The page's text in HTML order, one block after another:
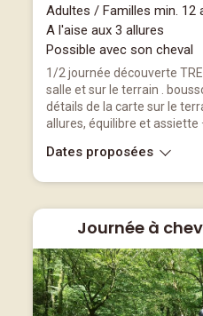
Adultes / Familles min. 12
A l'aise aux 3 allures
Possible avec son cheval
1/2 journée découverte
salle et sur le terrain .
détails de la carte sur le
allures, équilibre et assiette ·
Dates proposées
Journée à